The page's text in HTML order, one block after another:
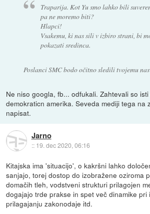
Traparija. Kot Yu smo lahko bili
pa ne moremo biti?
Hlapci!
Vsakemu, ki nas sili v izbiro strani, bi
pokazati sredinca.
Poslanci SMC bodo očitno sledili tvojemu
Ne niso googla, fb... odfukali. Zahtevali so
demokraticn amerika. Seveda mediji tega na
napisat.
Jarno
:: 19. dec 2020, 06:16
Kitajska ima 'situacijo', o kakršni lahko
sanjajo, torej dostop do izobražene oziroma
domačih tleh, vodstveni strukturi prilagojen
dogajajo trde prakse in spet več dinamike pri
prilagajanju zakonodaje itd.